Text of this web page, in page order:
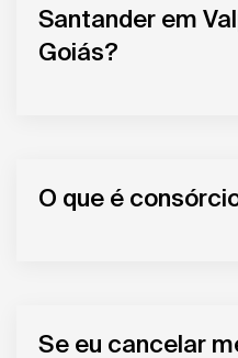
Santander em
Goiás?
O que é
Se eu cancelar